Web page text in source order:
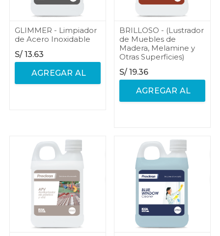
GLIMMER - Limpiador
de Acero Inoxidable
S/ 13.63
AGREGAR AL
BRILLOSO - (Lustrador
de Muebles de
Madera, Melamine y
Otras Superficies)
S/ 19.36
AGREGAR AL